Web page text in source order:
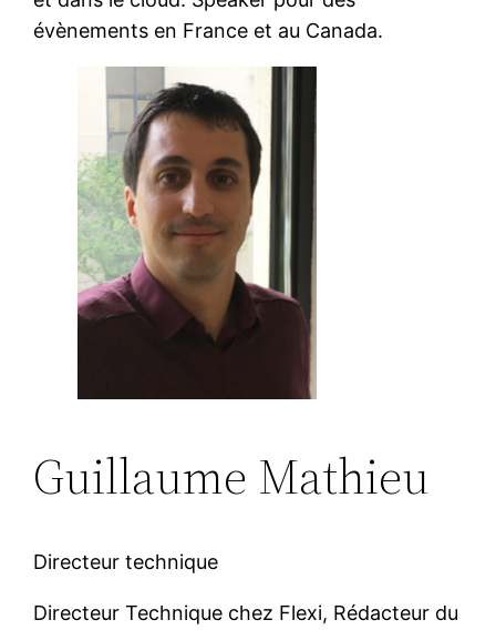
évènements en France et au Canada.
Guillaume Mathieu
Directeur technique
Directeur Technique chez Flexi, Rédacteur du